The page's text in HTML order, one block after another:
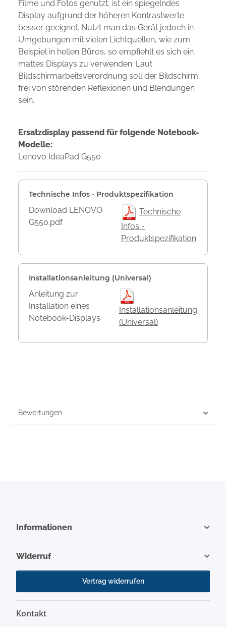
Filme und Fotos genutzt, ist ein spiegelndes
Display aufgrund der höheren Kontrastwerte
besser geeignet. Nutzt man das Gerät jedoch in
Umgebungen mit vielen Lichtquellen, wie zum
Beispiel in hellen Büros, so empfiehlt es sich ein
mattes Displays zu verwenden. Laut
Bildschirmarbeitsverordnung soll der Bildschirm
frei von störenden Reflexionen und Blendungen
sein.
Ersatzdisplay passend für folgende Notebook-
Modelle:
Lenovo IdeaPad G550
Technische Infos - Produktspezifikation
Download LENOVO
G550.pdf
Technische
Infos -
Produktspezifikation
Installationsanleitung (Universal)
Anleitung zur
Installation eines
Notebook-Displays
Installationsanleitung
(Universal)
Bewertungen
Informationen
Widerruf
Vertrag widerrufen
Kontakt